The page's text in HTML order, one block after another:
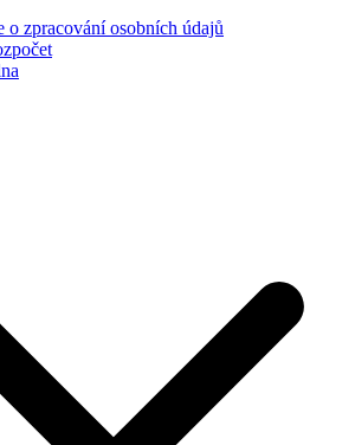
o zpracování osobních údajů